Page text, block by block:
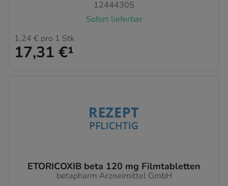
12444305
Sofort lieferbar
17,31 €¹
1,24 € pro 1 Stk
ETORICOXIB beta 120 mg Filmtabletten
betapharm Arzneimittel GmbH